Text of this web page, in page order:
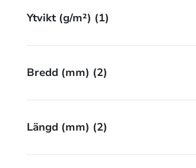
Ytvikt (g/m²) (1)
Bredd (mm) (2)
Längd (mm) (2)